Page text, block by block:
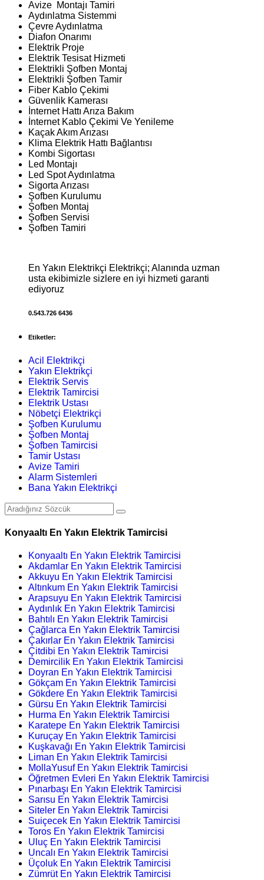
Avize Montajı Tamiri
Aydınlatma Sistemmi
Çevre Aydınlatma
Diafon Onarımı
Elektrik Proje
Elektrik Tesisat Hizmeti
Elektrikli Şofben Montaj
Elektrikli Şofben Tamir
Fiber Kablo Çekimi
Güvenlik Kamerası
İnternet Hattı Arıza Bakım
İnternet Kablo Çekimi Ve Yenileme
Kaçak Akım Arızası
Klima Elektrik Hattı Bağlantısı
Kombi Sigortası
Led Montajı
Led Spot Aydınlatma
Sigorta Arızası
Şofben Kurulumu
Şofben Montaj
Şofben Servisi
Şofben Tamiri
En Yakın Elektrikçi Elektrikçi; Alanında uzman
usta ekibimizle sizlere en iyi hizmeti garanti
ediyoruz
0.543.726 6436
Etiketler:
Acil Elektrikçi
Yakın Elektrikçi
Elektrik Servis
Elektrik Tamircisi
Elektrik Ustası
Nöbetçi Elektrikçi
Şofben Kurulumu
Şofben Montaj
Şofben Tamircisi
Tamir Ustası
Avize Tamiri
Alarm Sistemleri
Bana Yakın Elektrikçi
Konyaaltı En Yakın Elektrik Tamircisi
Konyaaltı En Yakın Elektrik Tamircisi
Akdamlar En Yakın Elektrik Tamircisi
Akkuyu En Yakın Elektrik Tamircisi
Altınkum En Yakın Elektrik Tamircisi
Arapsuyu En Yakın Elektrik Tamircisi
Aydınlık En Yakın Elektrik Tamircisi
Bahtılı En Yakın Elektrik Tamircisi
Çağlarca En Yakın Elektrik Tamircisi
Çakırlar En Yakın Elektrik Tamircisi
Çitdibi En Yakın Elektrik Tamircisi
Demircilik En Yakın Elektrik Tamircisi
Doyran En Yakın Elektrik Tamircisi
Gökçam En Yakın Elektrik Tamircisi
Gökdere En Yakın Elektrik Tamircisi
Gürsu En Yakın Elektrik Tamircisi
Hurma En Yakın Elektrik Tamircisi
Karatepe En Yakın Elektrik Tamircisi
Kuruçay En Yakın Elektrik Tamircisi
Kuşkavağı En Yakın Elektrik Tamircisi
Liman En Yakın Elektrik Tamircisi
MollaYusuf En Yakın Elektrik Tamircisi
Öğretmen Evleri En Yakın Elektrik Tamircisi
Pınarbaşı En Yakın Elektrik Tamircisi
Sarısu En Yakın Elektrik Tamircisi
Siteler En Yakın Elektrik Tamircisi
Suiçecek En Yakın Elektrik Tamircisi
Toros En Yakın Elektrik Tamircisi
Uluç En Yakın Elektrik Tamircisi
Uncalı En Yakın Elektrik Tamircisi
Üçoluk En Yakın Elektrik Tamircisi
Zümrüt En Yakın Elektrik Tamircisi